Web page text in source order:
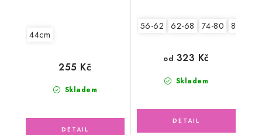
44cm
Skladem
255 Kč
56-62 62-68 74-80 80-86
Skladem
od 323 Kč